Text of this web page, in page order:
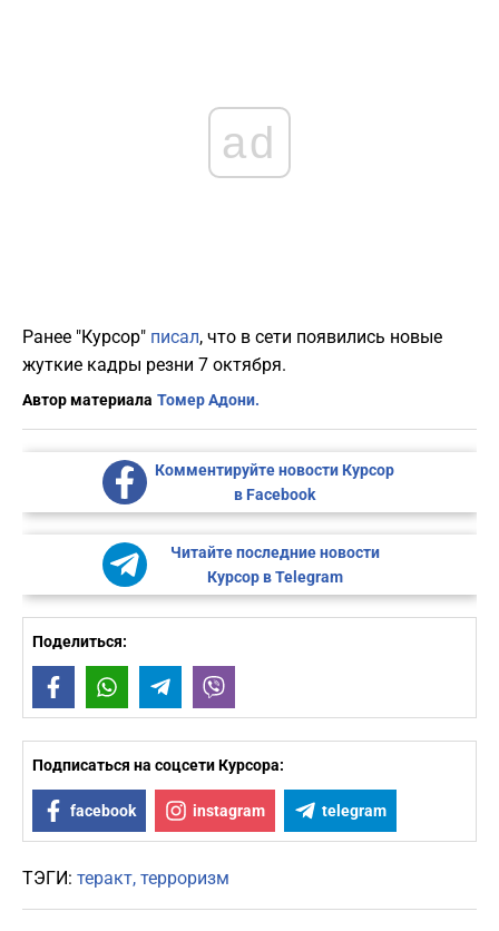
ad
Ранее "Курсор" писал, что в сети появились новые
жуткие кадры резни 7 октября.
Автор материала Томер Адони.
Комментируйте новости Курсор
в Facebook
Читайте последние новости
Курсор в Telegram
Поделиться:
FacebookWhatsAppTelegram
Подписаться на соцсети Курсора:
facebook instagram telegram
ТЭГИ: теракт терроризм